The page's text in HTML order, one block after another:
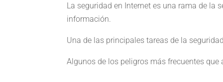
La seguridad en Internet es una rama de
información.
Una de las principales tareas de la
Algunos de los peligros más frecuentes